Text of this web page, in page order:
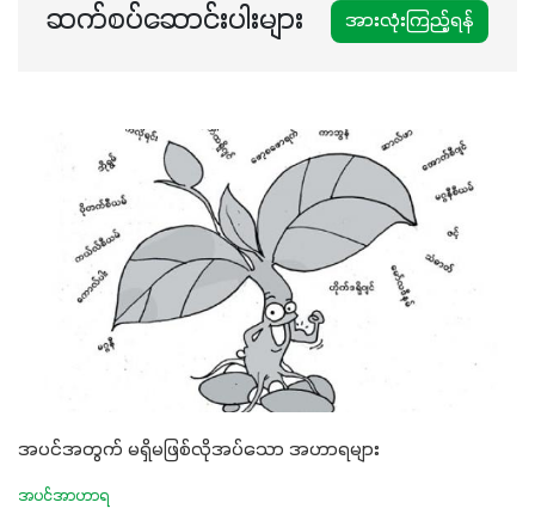
ဆက်စပ်ဆောင်းပါးများ အားလုံးကြည့်ရန်
အပင်အတွက် မရှိမဖြစ်လိုအပ်သော အဟာရများ
အပင်အာဟာရ